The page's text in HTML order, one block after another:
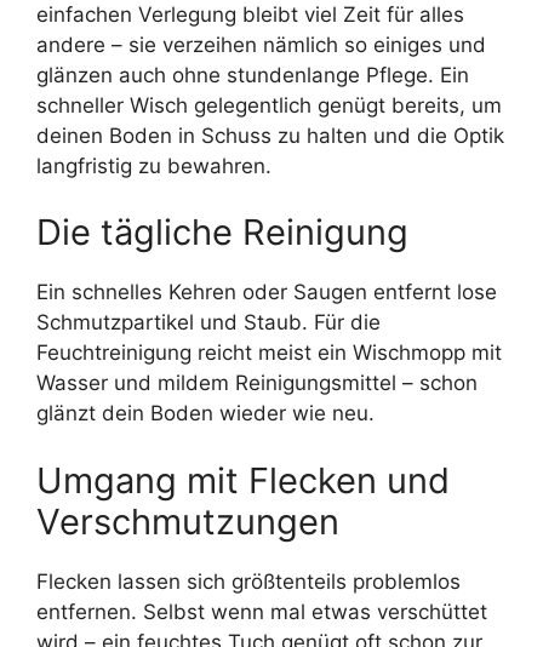
einfachen Verlegung bleibt viel Zeit für alles
andere – sie verzeihen nämlich so einiges und
glänzen auch ohne stundenlange Pflege. Ein
schneller Wisch gelegentlich genügt bereits, um
deinen Boden in Schuss zu halten und die Optik
langfristig zu bewahren.
Die tägliche Reinigung
Ein schnelles Kehren oder Saugen entfernt lose
Schmutzpartikel und Staub. Für die
Feuchtreinigung reicht meist ein Wischmopp mit
Wasser und mildem Reinigungsmittel – schon
glänzt dein Boden wieder wie neu.
Umgang mit Flecken und
Verschmutzungen
Flecken lassen sich größtenteils problemlos
entfernen. Selbst wenn mal etwas verschüttet
wird – ein feuchtes Tuch genügt oft schon zur